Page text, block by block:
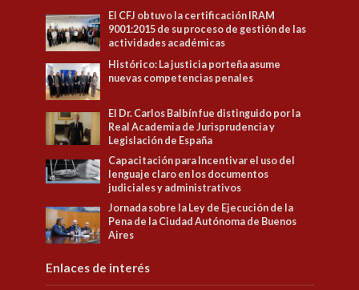
El CFJ obtuvo la certificación IRAM
9001:2015 de su proceso de gestión de las
actividades académicas
Histórico: La justicia porteña asume
nuevas competencias penales
El Dr. Carlos Balbín fue distinguido por la
Real Academia de Jurisprudencia y
Legislación de España
Capacitación para Incentivar el uso del
lenguaje claro en los documentos
judiciales y administrativos
Jornada sobre la Ley de Ejecución de la
Pena de la Ciudad Autónoma de Buenos
Aires
Enlaces de interés